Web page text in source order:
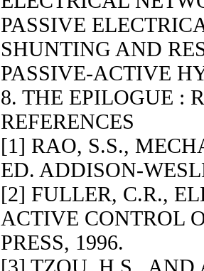
PASSIVE
SHUNTING AND
PASSIVE-ACTIVE
8. THE EPILOGUE :
REFERENCES
[1] RAO, S.S.,
ED. ADDISON-
[2] FULLER, C.R.,
ACTIVE CONTROL
PRESS, 1996.